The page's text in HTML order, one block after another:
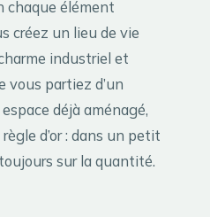
chaque élément
créez un lieu de vie
industriel et
vous partiez d’un
déjà aménagé,
d’or : dans un petit
sur la quantité.